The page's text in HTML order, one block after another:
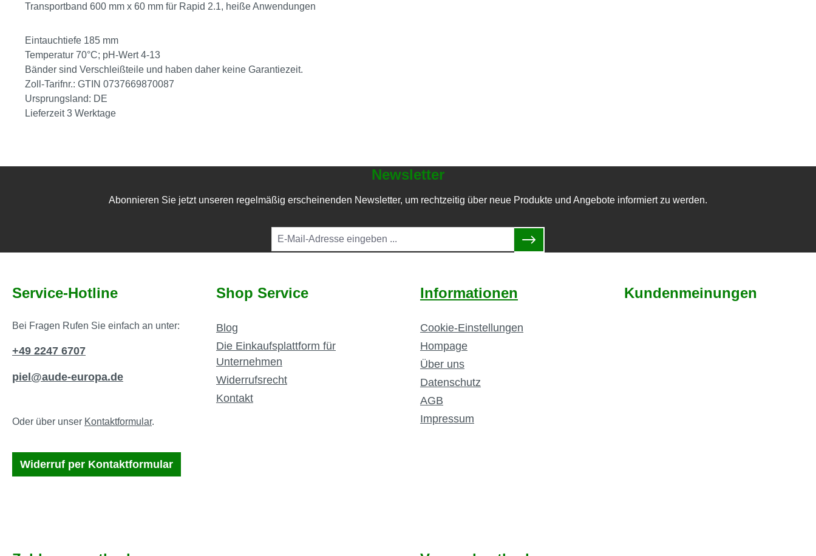
Transportband 600 mm x 60 mm für Rapid 2.1, heiße Anwendungen
Eintauchtiefe 185 mm
Temperatur 70°C; pH-Wert 4-13
Bänder sind Verschleißteile und haben daher keine Garantiezeit.
Zoll-Tarifnr.: GTIN 0737669870087
Ursprungsland: DE
Lieferzeit 3 Werktage
Newsletter
Abonnieren Sie jetzt unseren regelmäßig erscheinenden Newsletter, um rechtzeitig über neue Produkte und Angebote informiert zu werden.
Service-Hotline
Bei Fragen Rufen Sie einfach an unter:
+49 2247 6707
piel@aude-europa.de
Oder über unser Kontaktformular.
Widerruf per Kontaktformular
Shop Service
Blog
Die Einkaufsplattform für
Unternehmen
Widerrufsrecht
Kontakt
Informationen
Cookie-Einstellungen
Hompage
Über uns
Datenschutz
AGB
Impressum
Kundenmeinungen